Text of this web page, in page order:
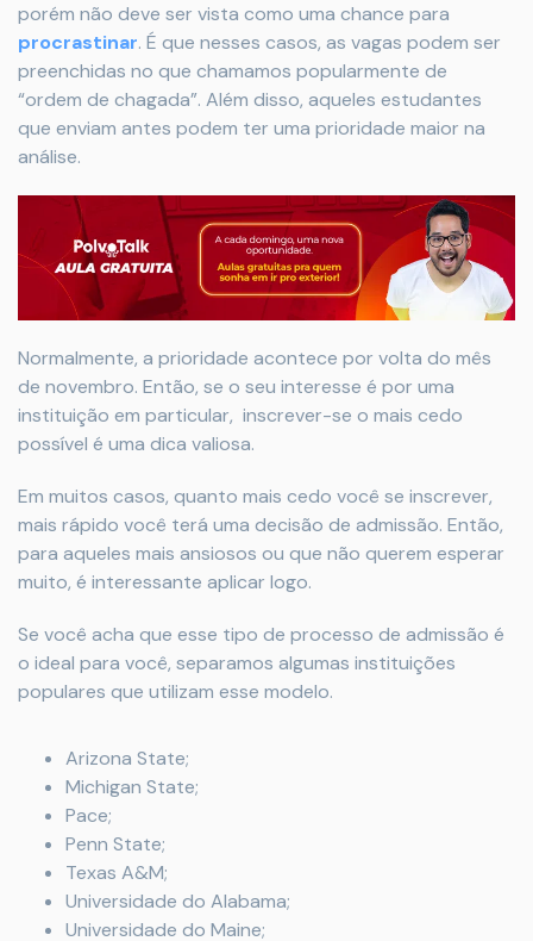
porém não deve ser vista como uma chance para
procrastinar. É que nesses casos, as vagas podem ser
preenchidas no que chamamos popularmente de
“ordem de chagada”. Além disso, aqueles estudantes
que enviam antes podem ter uma prioridade maior na
análise.
Normalmente, a prioridade acontece por volta do mês
de novembro. Então, se o seu interesse é por uma
instituição em particular, inscrever-se o mais cedo
possível é uma dica valiosa.
Em muitos casos, quanto mais cedo você se inscrever,
mais rápido você terá uma decisão de admissão. Então,
para aqueles mais ansiosos ou que não querem esperar
muito, é interessante aplicar logo.
Se você acha que esse tipo de processo de admissão é
o ideal para você, separamos algumas instituições
populares que utilizam esse modelo.
Arizona State;
Michigan State;
Pace;
Penn State;
Texas A&M;
Universidade do Alabama;
Universidade do Maine;